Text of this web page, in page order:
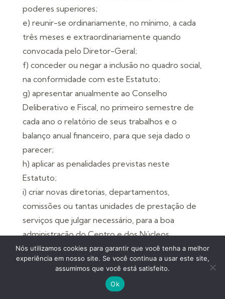
poderes superiores;
e) reunir-se ordinariamente, no mínimo, a cada
três meses e extraordinariamente quando
convocada pelo Diretor-Geral;
f) conceder ou negar a inclusão no quadro social,
na conformidade com este Estatuto;
g) apresentar anualmente ao Conselho
Deliberativo e Fiscal, no primeiro semestre de
cada ano o relatório de seus trabalhos e o
balanço anual financeiro, para que seja dado o
parecer;
h) aplicar as penalidades previstas neste
Estatuto;
i) criar novas diretorias, departamentos,
comissões ou tantas unidades de prestação de
serviços que julgar necessário, para a boa
administração do Centro e dos Núcleos,
nomeando ou afastando seus chefes, cujas
constituição e funcionamento serão
determinadas em regimento interno;
j) autorizar as despesas necessárias dentro dos
Nós utilizamos cookies para garantir que você tenha a melhor
experiência em nosso site. Se você continua a usar este site,
assumimos que você está satisfeito.
Ok